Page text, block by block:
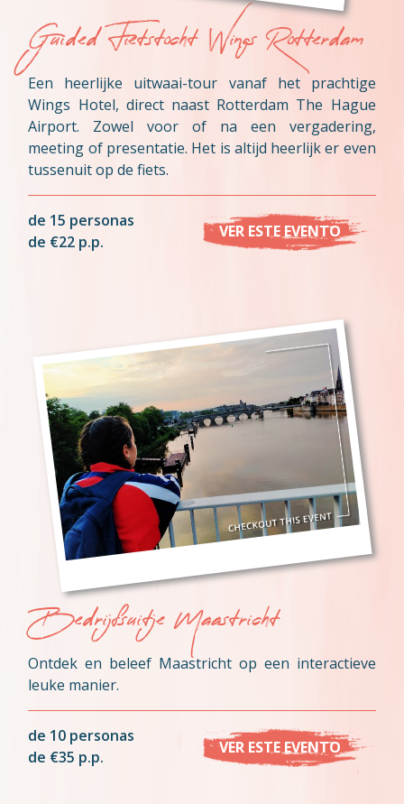
Guided Fietstocht Wings Rotterdam
Een heerlijke uitwaai-tour vanaf het prachtige
Wings Hotel, direct naast Rotterdam The Hague
Airport. Zowel voor of na een vergadering,
meeting of presentatie. Het is altijd heerlijk er even
tussenuit op de fiets.
de 15 personas
de €22 p.p.
VER ESTE EVENTO
Bedrijfsuitje Maastricht
Ontdek en beleef Maastricht op een interactieve
leuke manier.
de 10 personas
de €35 p.p.
VER ESTE EVENTO